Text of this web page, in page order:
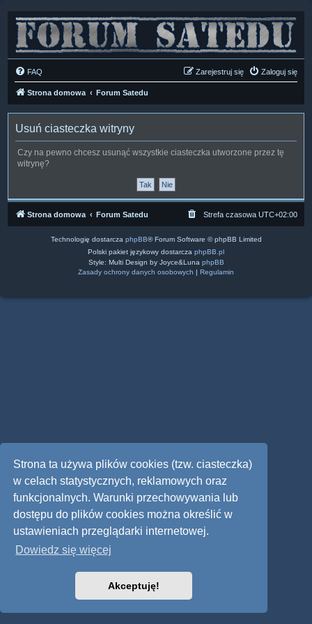
Strona ta używa plików cookies (tzw. ciasteczka)
w celach statystycznych, reklamowych oraz
funkcjonalnych. Warunki przechowywania lub
dostępu do plików cookies można określić w
ustawieniach przeglądarki internetowej.
Dowiedz się więcej
Akceptuję!
FAQ Zaloguj się
Zarejestruj się
Strona domowa Forum Satedu
Usuń ciasteczka witryny
Czy na pewno chcesz usunąć wszystkie ciasteczka utworzone przez tę
witrynę?
Strona domowa Forum Satedu Strefa czasowa UTC+02:00
Technologię dostarcza phpBB® Forum Software © phpBB Limited
Polski pakiet językowy dostarcza phpBB.pl
Style: Multi Design by Joyce&Luna phpBB
Zasady ochrony danych osobowych | Regulamin